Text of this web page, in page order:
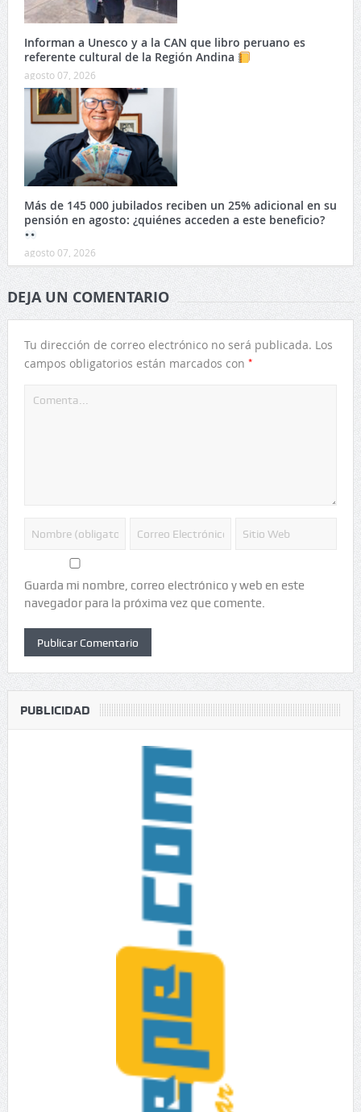
Informan a Unesco y a la CAN que libro peruano es
referente cultural de la Región Andina
agosto 07, 2026
Más de 145 000 jubilados reciben un 25% adicional en su
pensión en agosto: ¿quiénes acceden a este beneficio?
agosto 07, 2026
DEJA UN COMENTARIO
Tu dirección de correo electrónico no será publicada. Los
campos obligatorios están marcados con *
Guarda mi nombre, correo electrónico y web en este
navegador para la próxima vez que comente.
PUBLICIDAD